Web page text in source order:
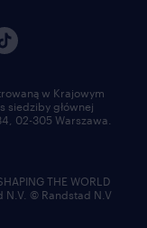
w Krajowym
siedziby głównej
02-305 Warszawa.
THE WORLD
N.V. © Randstad N.V